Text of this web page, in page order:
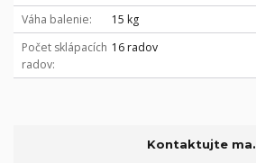
Váha balenie
15 kg
Počet sklápacích
radov
16 radov
Kontaktujte ma.